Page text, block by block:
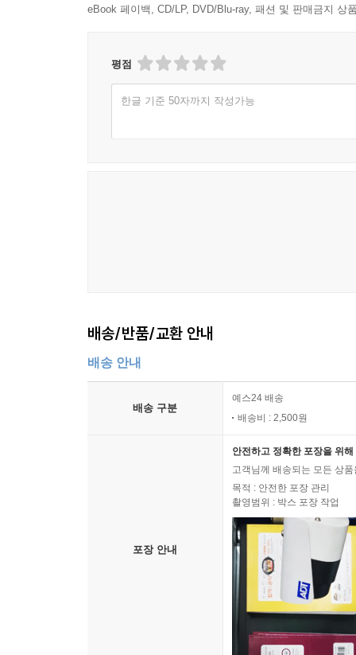
eBook 페이백, CD/LP, DVD/Blu-ray, 패션 및 판매금지 상
평점
한글 기준 50자까지 작성가능
배송/반품/교환 안내
배송 안내
배송 구분
예스24 배송
배송비 : 2,500원
포장 안내
안전하고 정확한 포장을 위
고객님께 배송되는 모든 상
목적 : 안전한 포장 관리
촬영범위 : 박스 포장 작업